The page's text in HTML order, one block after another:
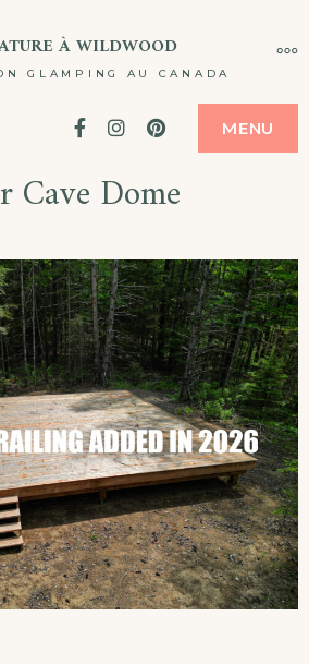
À WILDWOOD
GLAMPING AU CANADA
FacebookInstagram
Pinterest
MENU
Cave Dome